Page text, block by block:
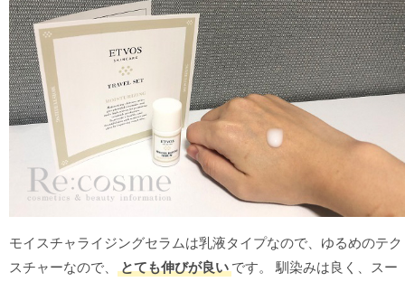
モイスチャライジングセラムは乳液タイプなので、ゆるめのテク
スチャーなので、
とても伸びが良い です。 馴染みは良く、スー